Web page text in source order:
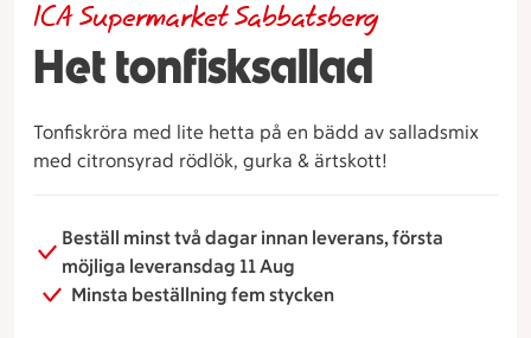
Het tonfisksallad
ICA Supermarket Sabbatsberg
Tonfiskröra med lite hetta på en bädd av salladsmix
med citronsyrad rödlök, gurka & ärtskott!
Beställ minst två dagar innan leverans, första
möjliga leveransdag 11 Aug
Minsta beställning fem stycken